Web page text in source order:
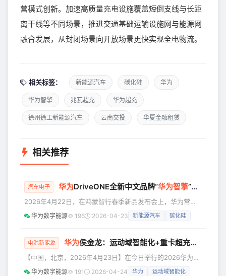
营模式创新。加速高质量充电设施覆盖短倒支线与长距
离干线等不同场景，推进交通基础运输设施网与能源网
融合发展，从封闭场景向开放场景更快实现全电物流。
相关标签： 新能源汽车 碳化硅 华为
华为智擎 兆瓦超充 华为超充
徐州徐工新能源汽车 云南交投 华夏金融租赁
相关推荐
汽车电子 华为DriveONE全新中文品牌“华为智擎”正式发布，持续引领
2026年4月22日，在鸿蒙智行春季新品发布会上，华为常务
董事、产品投资评审委员会主任、终端BG董事长余承东对外
全新中文品牌“华为智擎”。 继鸿蒙座舱、乾崑智驾之后，华为
池等共同筑牢智能汽车的核心技术底座。从技术引领到
华为数字能源 196 2026-04-23 新能源汽车 碳化硅
电源新能源 华为侯金龙：运动域智能化+重卡超充化，推动电动汽车产业高质量发展
【中国，北京，2026年4月23日】在今日举行的2026华为智
擎&amp;华为超充战略与新品发布会上，华为董事、华为数字
华为数字能源 191 2026-04-24 华为 运动域智能化